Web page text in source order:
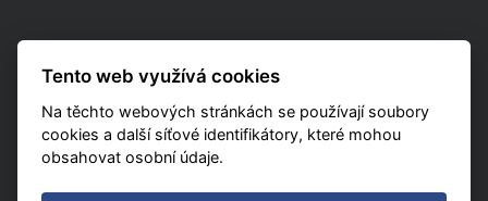
Tento web využívá cookies
Na těchto webových stránkách se používají soubory
cookies a další síťové identifikátory, které mohou
obsahovat osobní údaje.